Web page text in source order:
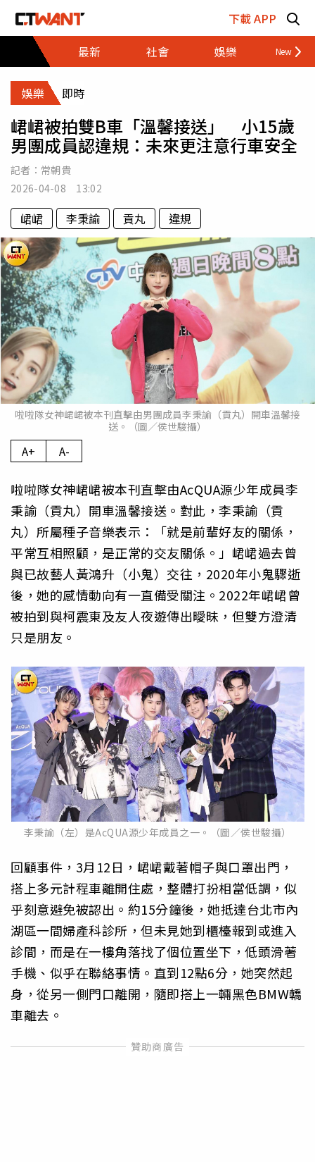
下載 APP
最新
社會 娛樂 財經
娛樂 即時
峮峮被拍雙B車「溫馨接送」 小15歲
男團成員認違規：未來更注意行車安全
記者： 常朝貴
2026-04-08 13:02
峮峮 李秉諭 貢丸 違規
啦啦隊女神峮峮被本刊直擊由男團成員李秉諭（貢丸）開車溫馨接
送。（圖／侯世駿攝）
A+ A-
啦啦隊女神峮峮被本刊直擊由AcQUA源少年成員李
秉諭（貢丸）開車溫馨接送。對此，李秉諭（貢
丸）所屬種子音樂表示：「就是前輩好友的關係，
平常互相照顧，是正常的交友關係。」峮峮過去曾
與已故藝人黃鴻升（小鬼）交往，2020年小鬼驟逝
後，她的感情動向有一直備受關注。2022年峮峮曾
被拍到與柯震東及友人夜遊傳出曖昧，但雙方澄清
只是朋友。
李秉諭（左）是AcQUA源少年成員之一。（圖／侯世駿攝）
回顧事件，3月12日，峮峮戴著帽子與口罩出門，
搭上多元計程車離開住處，整體打扮相當低調，似
乎刻意避免被認出。約15分鐘後，她抵達台北市內
湖區一間婦產科診所，但未見她到櫃檯報到或進入
診間，而是在一樓角落找了個位置坐下，低頭滑著
手機、似乎在聯絡事情。直到12點6分，她突然起
身，從另一側門口離開，隨即搭上一輛黑色BMW轎
車離去。